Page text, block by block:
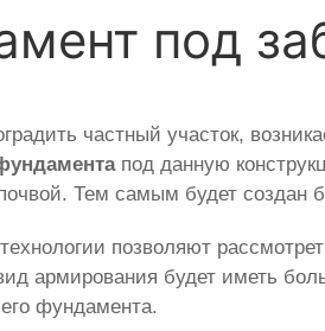
под
частный участок,
под данную
Тем самым будет создан
позволяют
армирования будет иметь
фундамента.